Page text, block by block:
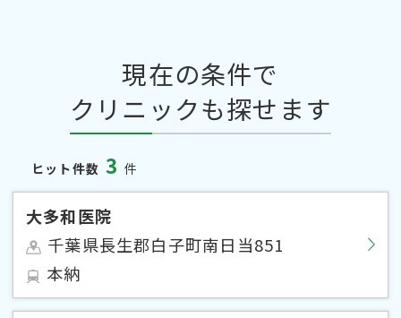
現在の条件で
クリニックも探せます
ヒット件数 3 件
大多和医院
千葉県長生郡白子町南日当851
本納